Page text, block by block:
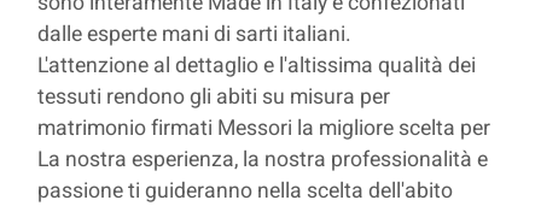
dalle esperte mani di sarti italiani.
L'attenzione al dettaglio e l'altissima qualità dei
tessuti rendono gli abiti su misura per
matrimonio firmati Messori la migliore scelta per
La nostra esperienza, la nostra professionalità e
passione ti guideranno nella scelta dell'abito